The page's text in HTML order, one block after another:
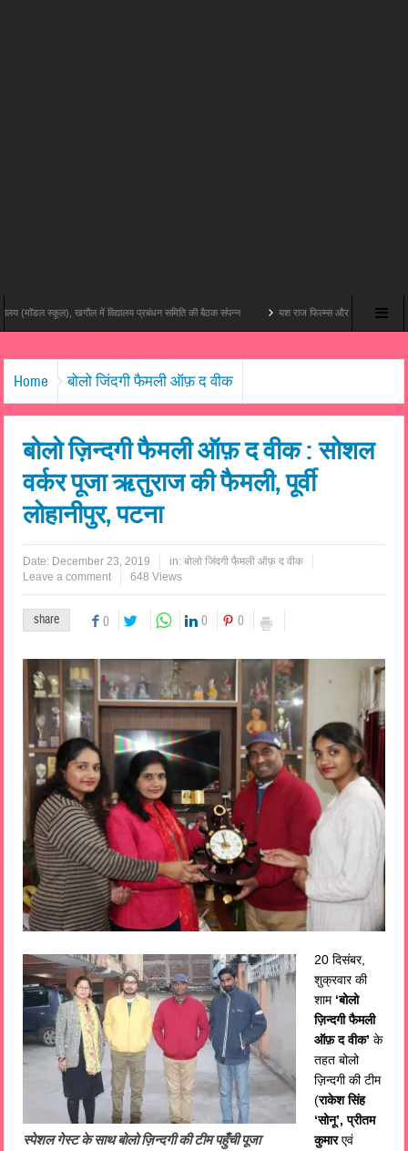
खगौल में विद्यालय प्रबंधन समिति की बैठक संपन्न यश राज फिल्म्स और पोशम पा पिक्चर्स की पहली
Home बोलो जिंदगी फैमली ऑफ़ द वीक
बोलो ज़िन्दगी फैमली ऑफ़ द वीक : सोशल
वर्कर पूजा ऋतुराज की फैमली, पूर्वी
लोहानीपुर, पटना
Date: December 23, 2019 in:बोलो जिंदगी फैमली ऑफ़ द वीक
Leave a comment
648 Views
share 0 0 0
स्पेशल गेस्ट के साथ बोलो ज़िन्दगी की टीम पहुँची पूजा
20 दिसंबर,
शुक्रवार की
शाम ‘बोलो
ज़िन्दगी फैमली
ऑफ़ द वीक’ के
तहत बोलो
ज़िन्दगी की टीम
(राकेश सिंह
‘सोनू’, प्रीतम
कुमारएवं